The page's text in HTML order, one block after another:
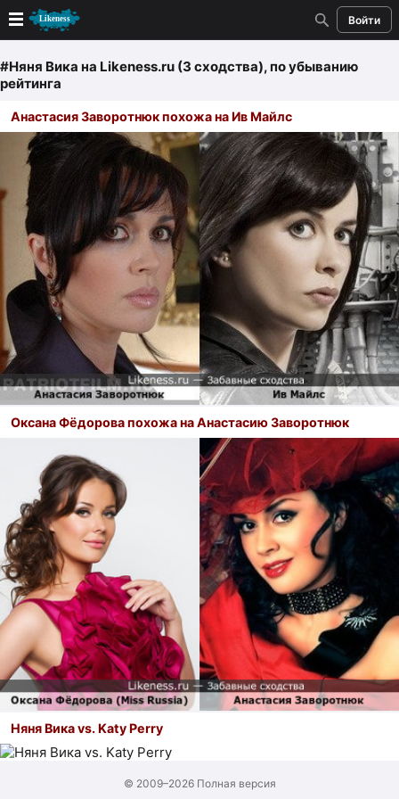
Войти
Новые
Лучшие
Голосование
Кандидаты
Случайное сходство 👍
Создать сходство
Для публикации необходима авторизация
#Няня Вика на Likeness.ru (3 сходства), по убыванию
рейтинга
Анастасия Заворотнюк похожа на Ив Майлс
Оксана Фёдорова похожа на Анастасию Заворотнюк
Няня Вика vs. Katy Perry
© 2009–2026 Полная версия